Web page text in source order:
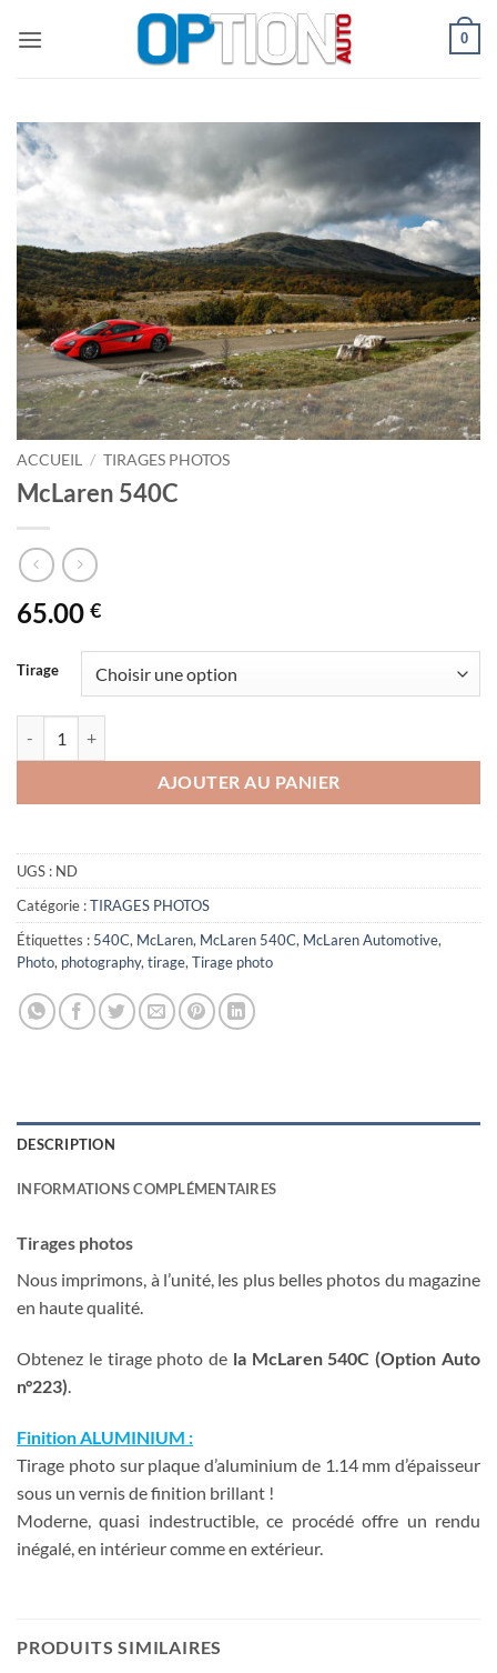
0
ACCUEIL / TIRAGES PHOTOS
McLaren 540C
65.00 €
Tirage
AJOUTER AU PANIER
UGS : ND
Catégorie :TIRAGES PHOTOS
Étiquettes : 540C, McLaren, McLaren 540C, McLaren Automotive,
Photo, photography,tirage,Tirage photo
DESCRIPTION
INFORMATIONS COMPLÉMENTAIRES
Tirages photos
Nous imprimons, à l’unité, les plus belles photos du magazine
en haute qualité.
Obtenez le tirage photo de la McLaren 540C (Option Auto
n°223).
Finition ALUMINIUM :
Tirage photo sur plaque d’aluminium de 1.14 mm d’épaisseur
sous un vernis de finition brillant !
Moderne, quasi indestructible, ce procédé offre un rendu
inégalé, en intérieur comme en extérieur.
PRODUITS SIMILAIRES